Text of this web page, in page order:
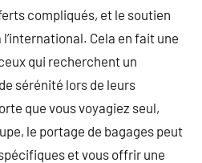
compliqués, et le soutien
Cela en fait une
qui recherchent un
sérénité lors de leurs
que vous voyagiez seul,
le portage de bagages peut
et vous offrir une